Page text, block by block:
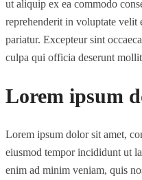
ut aliquip ex ea commodo
reprehenderit in voluptate velit
pariatur. Excepteur sint
culpa qui officia deserunt
Lorem ipsum
Lorem ipsum dolor sit amet,
eiusmod tempor incididunt ut
enim ad minim veniam, quis